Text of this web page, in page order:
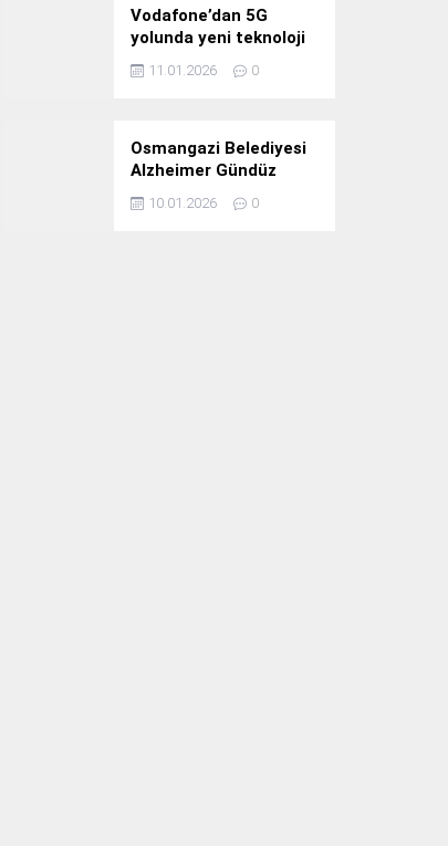
Vodafone’dan 5G
yolunda yeni teknoloji
yatırımı
11.01.2026 0
Osmangazi Belediyesi
Alzheimer Gündüz
Bakım Evi 3. Yılını
Kutladı
10.01.2026 0